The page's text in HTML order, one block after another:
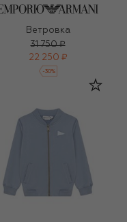
Ветровка
31 750 ₽
22 250 ₽
-30%